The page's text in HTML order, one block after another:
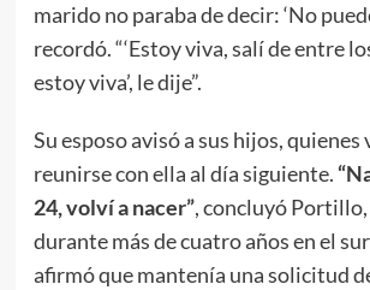
marido no paraba de decir: ‘No
recordó. “‘Estoy viva, salí de entre
estoy viva’, le dije”.
Su esposo avisó a sus hijos,
reunirse con ella al día siguiente.
24, volví a nacer”, concluyó
durante más de cuatro años en el
afirmó que mantenía una solicitud